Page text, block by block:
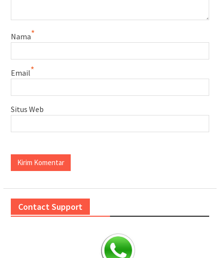
Nama*
Email*
Situs Web
Contact Support